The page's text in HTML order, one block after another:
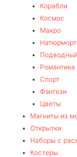
Корабли
Космос
Макро
Натюрморт
Романтика
Спорт
Фэнтези
Цветы
Магниты из
Открытки
Наборы с
Костеры